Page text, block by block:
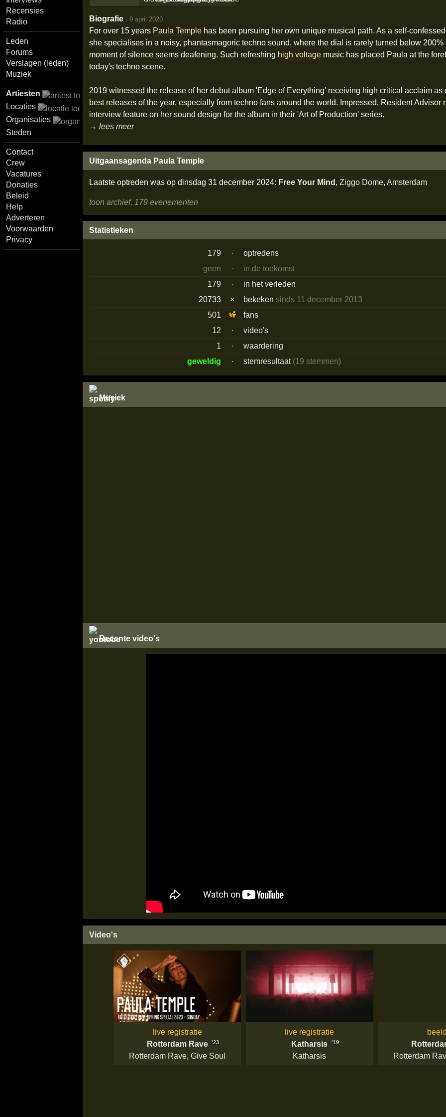
Recensies
Radio
Leden
Forums
Verslagen (leden)
Muziek
Artiesten
Locaties
Organisaties
Steden
Contact
Crew
Vacatures
Donaties
Beleid
Help
Adverteren
Voorwaarden
Privacy
Biografie · 9 april 2020
For over 15 years Paula Templehas been pursuing her own unique musical path. As a self-
she specialises in a noisy, phantasmagoric techno sound, where the dial is rarely turned below 200%
moment of silence seems deafening. Such refreshing high voltagemusic has placed Paula at the
today's techno scene.
2019 witnessed the release of her debut album 'Edge of Everything' receiving high critical acclaim as
best releases of the year, especially from techno fans around the world. Impressed, Resident Advisor
interview feature on her sound design for the album in their 'Art of Production' series.
→ lees meer
Uitgaansagenda Paula Temple
Laatste optreden was op dinsdag 31 december 2024: Free Your Mind , Ziggo Dome, Amsterdam
toon archief, 179 evenementen
Statistieken
179 ·
optredens
geen
·
in de toekomst
179
·
in het verleden
20733
× bekekensinds 11 december 2013
501
fans
12
·
video's
1
·
waardering
geweldig
· stemresultaat (19 stemmen)
Muziek
Recente video's
Video's
live registratie
Rotterdam Rave
'23
Rotterdam Rave,Give Soul
live registratie
Katharsis
'19
Katharsis Rotterdam